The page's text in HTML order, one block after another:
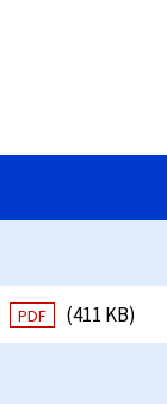
PDF (411 KB)